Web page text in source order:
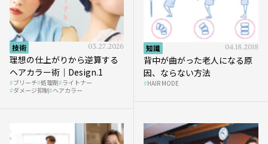
技術 03.27.2026
理想の仕上がりから逆算する
ヘアカラー術｜Design.1
ブリーチ 処理剤 ライトナー
ダメージ抑制 ヘアカラー
知識 04.18.2018
背中が曲がった老人になる原
因、ならない方法
HAIR MODE